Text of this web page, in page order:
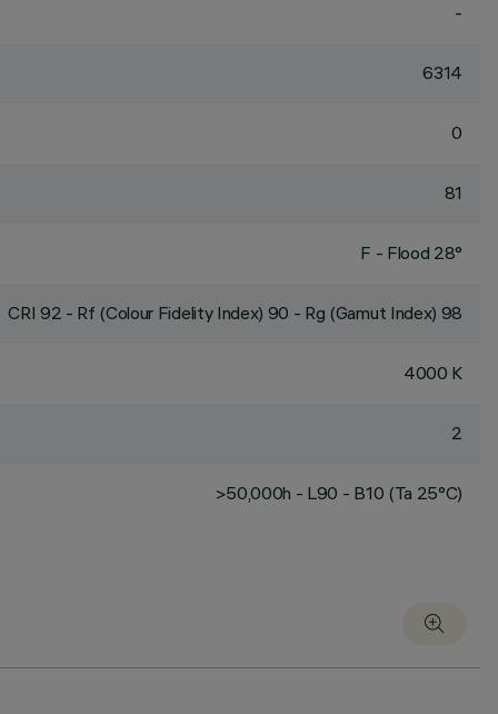
-
6314
0
81
F - Flood 28°
CRI 92 - Rf (Colour Fidelity Index) 90 - Rg (Gamut Index) 98
4000 K
2
>50,000h - L90 - B10 (Ta 25°C)